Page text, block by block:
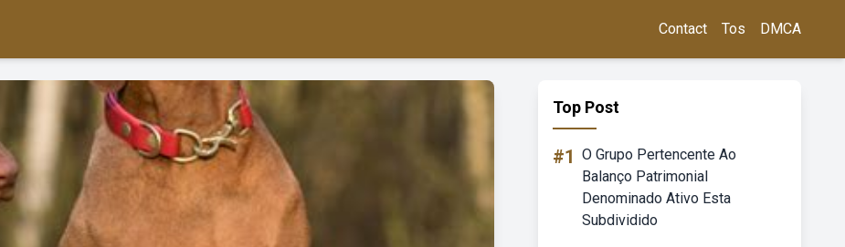
Contact Tos DMCA
Top Post
#1 O Grupo Pertencente Ao
Balanço Patrimonial
Denominado Ativo Esta
Subdividido